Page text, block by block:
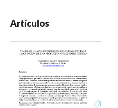
Artículos